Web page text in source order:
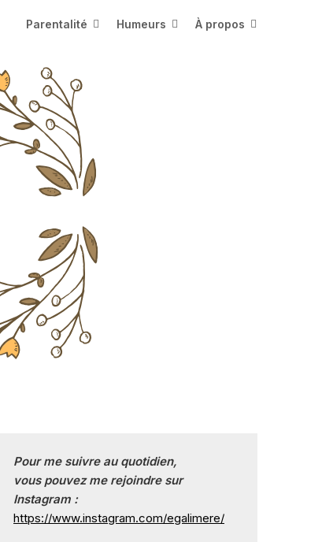
Parentalité Humeurs À propos
Pour me suivre au quotidien,
vous pouvez me rejoindre sur
Instagram :
https://www.instagram.com/egalimere/